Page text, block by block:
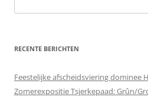
naar:
RECENTE BERICHTEN
Feestelijke afscheidsviering dominee
Zomerexpositie Tsjerkepaad: Grûn/